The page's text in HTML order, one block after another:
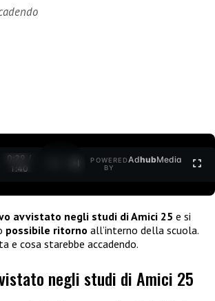
0:30 /
1:40
POWERED
BY
AdhubMedia
avvistato negli studi di Amici 25 e si
possibile ritorno all’interno della scuola.
e cosa starebbe accadendo.
negli studi di Amici 25